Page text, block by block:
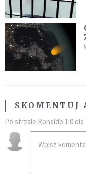
SKOMENTUJ
Po strzale Ronaldo 1:0